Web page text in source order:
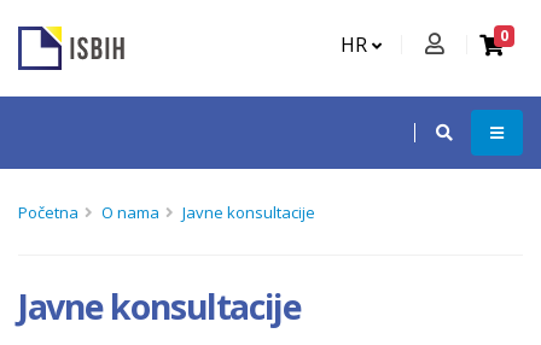
HR 0
Početna O nama Javne konsultacije
Javne konsultacije